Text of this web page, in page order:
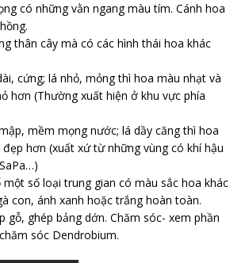
có những vằn ngang màu tím. Cánh hoa
thân cây mà có các hình thái hoa khác
cứng; lá nhỏ, mỏng thì hoa màu nhạt và
hơn (Thường xuất hiện ở khu vực phía
mềm mọng nước; lá dầy căng thì hoa
hơn (xuất xứ từ những vùng có khí hậu
số loại trung gian có màu sắc hoa khác
con, ánh xanh hoặc trắng hoàn toàn.
gỗ, ghép bảng dớn. Chăm sóc- xem phần
sóc Dendrobium.